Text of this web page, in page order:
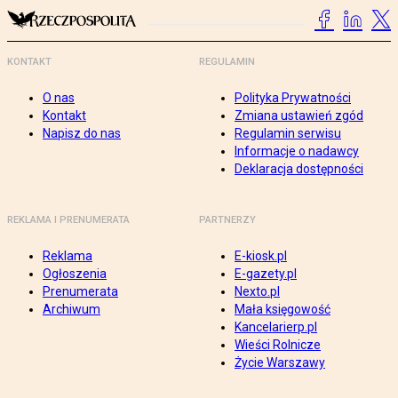
KONTAKT
O nas
Kontakt
Napisz do nas
REGULAMIN
Polityka Prywatności
Zmiana ustawień zgód
Regulamin serwisu
Informacje o nadawcy
Deklaracja dostępności
REKLAMA I PRENUMERATA
Reklama
Ogłoszenia
Prenumerata
Archiwum
PARTNERZY
E-kiosk.pl
E-gazety.pl
Nexto.pl
Mała księgowość
Kancelarierp.pl
Wieści Rolnicze
Życie Warszawy